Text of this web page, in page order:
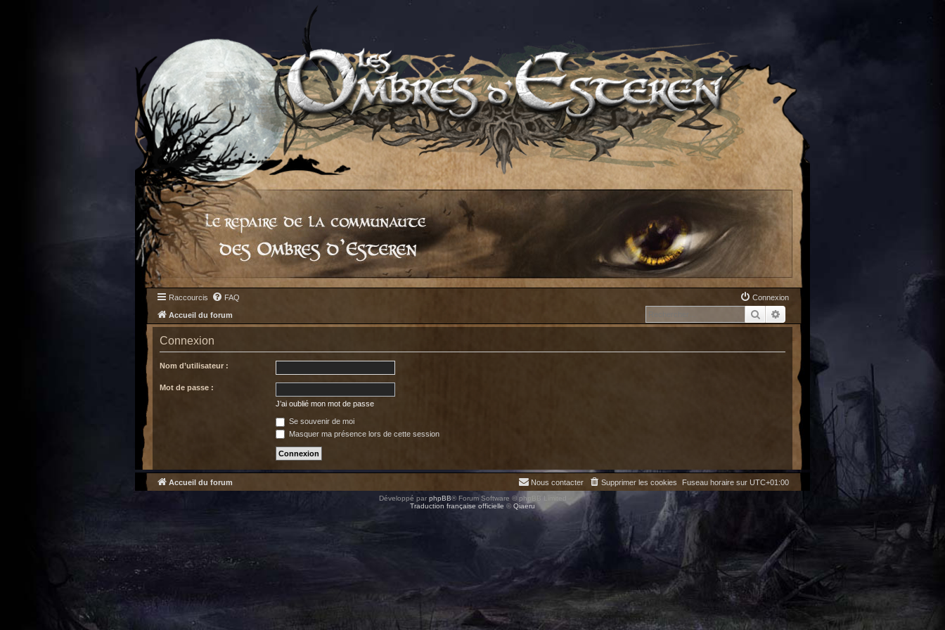
Raccourcis FAQ Connexion
Accueil du forum Rechercher
Connexion
Nom d’utilisateur :
Mot de passe :
J’ai oublié mon mot de passe
Se souvenir de moi
Masquer ma présence lors de cette session
Accueil du forum Fuseau horaire sur UTC+01:00
Supprimer les cookies
Nous contacter
Développé par phpBB® Forum Software © phpBB Limited
Traduction française officielle © Qiaeru